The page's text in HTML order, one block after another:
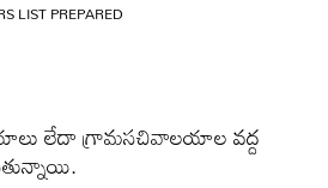
LIST PREPARED
లేదా గ్రామసచివాలయాల వద్ద